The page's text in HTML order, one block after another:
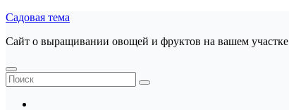
Перейти
содержанию
Садовая тема
Сайт о выращивании овощей и фруктов на вашем участке